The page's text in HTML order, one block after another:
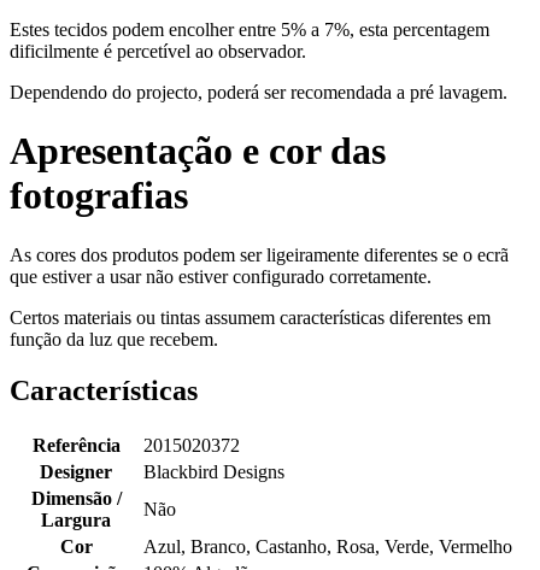
Estes tecidos podem encolher entre 5% a 7%, esta percentagem
dificilmente é percetível ao observador.
Dependendo do projecto, poderá ser recomendada a pré lavagem.
Apresentação e cor das
fotografias
As cores dos produtos podem ser ligeiramente diferentes se o ecrã
que estiver a usar não estiver configurado corretamente.
Certos materiais ou tintas assumem características diferentes em
função da luz que recebem.
Características
Referência
2015020372
Designer
Blackbird Designs
Dimensão /
Largura
Não
Cor
Azul, Branco, Castanho, Rosa, Verde, Vermelho